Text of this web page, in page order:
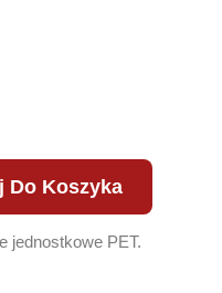
jednostkowe PET.
Do Koszyka